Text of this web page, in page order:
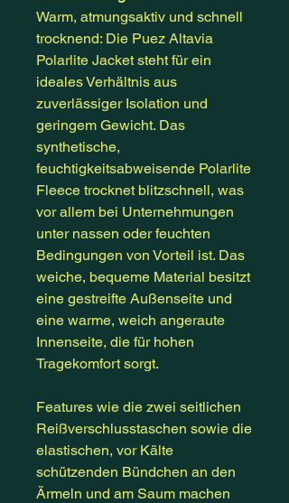
Warm, atmungsaktiv und schnell
trocknend: Die Puez Altavia
Polarlite Jacket steht für ein
ideales Verhältnis aus
zuverlässiger Isolation und
geringem Gewicht. Das
synthetische,
feuchtigkeitsabweisende Polarlite
Fleece trocknet blitzschnell, was
vor allem bei Unternehmungen
unter nassen oder feuchten
Bedingungen von Vorteil ist. Das
weiche, bequeme Material besitzt
eine gestreifte Außenseite und
eine warme, weich angeraute
Innenseite, die für hohen
Tragekomfort sorgt.
Features wie die zwei seitlichen
Reißverschlusstaschen sowie die
elastischen, vor Kälte
schützenden Bündchen an den
Ärmeln und am Saum machen